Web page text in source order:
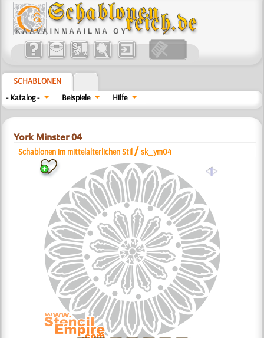
SCHABLONEN
- Katalog -
Beispiele Hilfe
York Minster 04
Schablonen im mittelalterlichen Stil /sk_ym04
a